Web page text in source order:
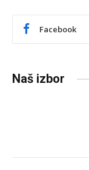
Facebook
Naš izbor